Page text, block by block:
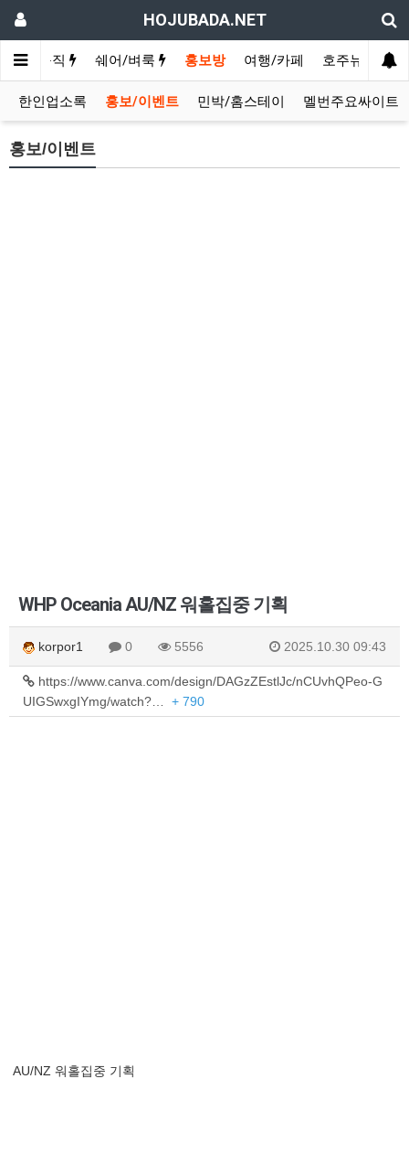
HOJUBADA.NET
구인/구직 쉐어/벼룩 홍보방 여행/카페 호주뉴스
한인업소록 홍보/이벤트 민박/홈스테이 멜번주요싸이트
홍보/이벤트
WHP Oceania AU/NZ 워홀집중 기획
korpor1 0 5556 2025.10.30 09:43
https://www.canva.com/design/DAGzZEstlJc/nCUvhQPeo-G
UIGSwxgIYmg/watch?… + 790
AU/NZ 워홀집중 기획